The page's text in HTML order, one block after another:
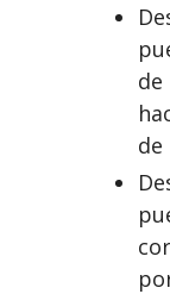
de
de